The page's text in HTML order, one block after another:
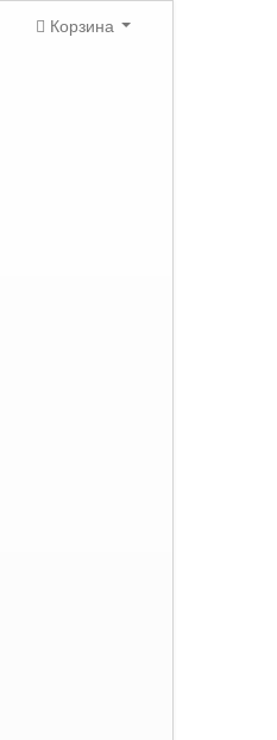
Корзина